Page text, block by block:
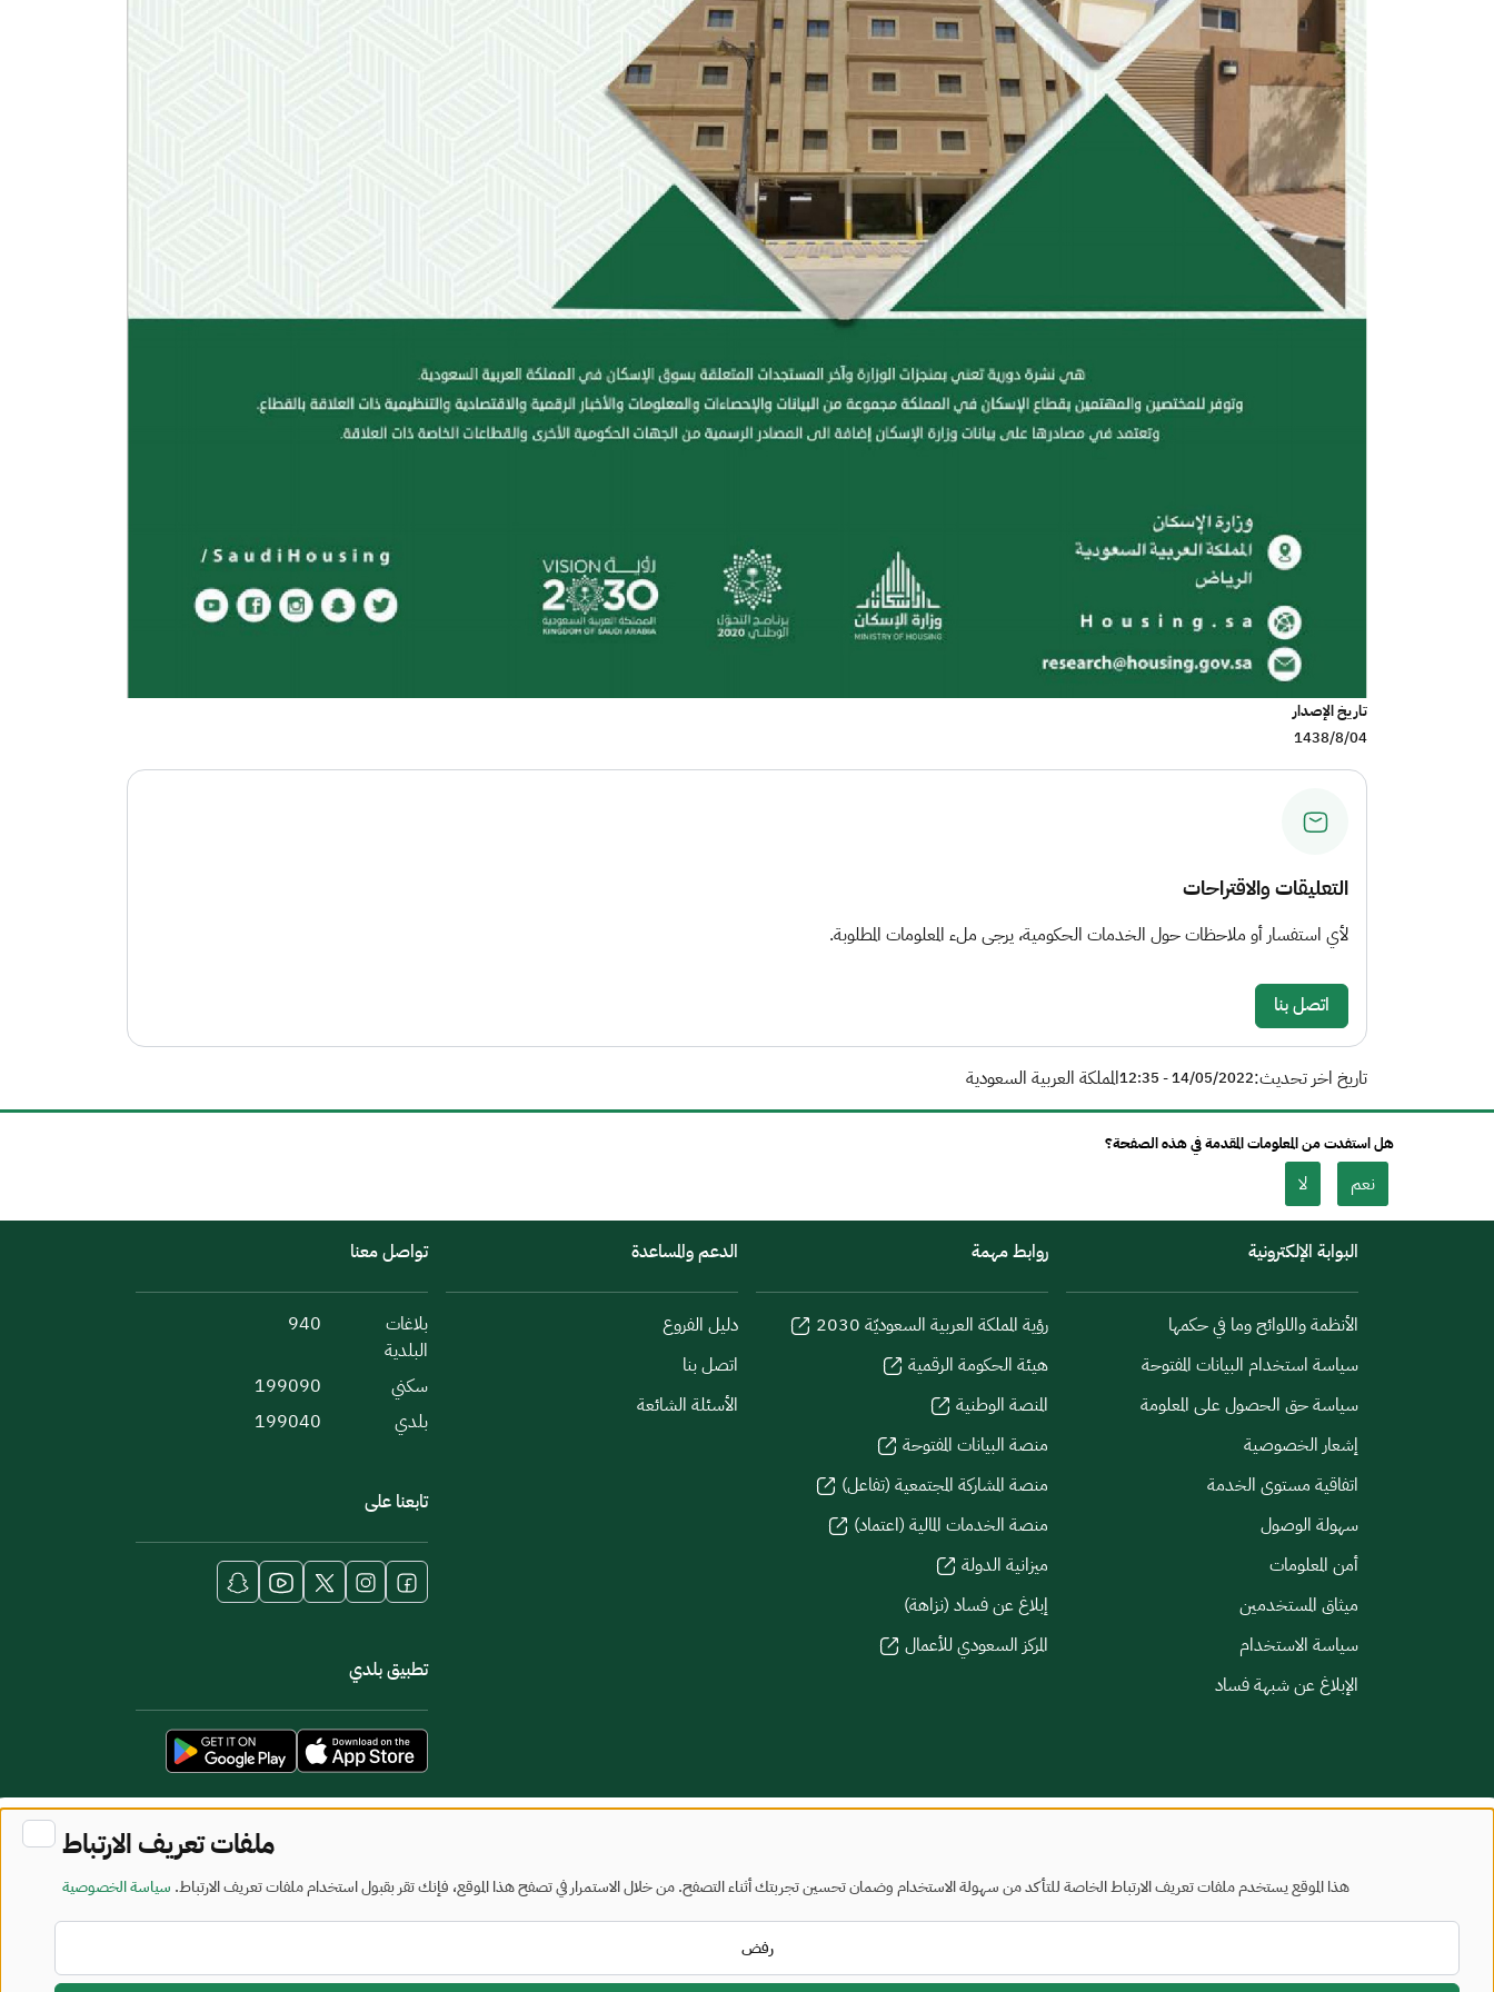
تاريخ الإصدار
1438/8/04
التعليقات والاقتراحات
لأي استفسار أو ملاحظات حول الخدمات الحكومية، يرجى ملء المعلومات المطلوبة.
اتصل بنا
تاريخ اخر تحديث:14/05/2022 - 12:35 المملكة العربية السعودية
هل استفدت من المعلومات المقدمة في هذه الصفحة؟
نعم لا
البوابة الإلكترونية
الأنظمة واللوائح وما في حكمها
سياسة استخدام البيانات المفتوحة
سياسة حق الحصول على المعلومة
إشعار الخصوصية
اتفاقية مستوى الخدمة
سهولة الوصول
أمن المعلومات
ميثاق المستخدمين
سياسة الاستخدام
الإبلاغ عن شبهة فساد
روابط مهمة
رؤية المملكة العربية السعوديّة 2030
هيئة الحكومة الرقمية
المنصة الوطنية
منصة البيانات المفتوحة
منصة المشاركة المجتمعية (تفاعل)
منصة الخدمات المالية (اعتماد)
ميزانية الدولة
إبلاغ عن فساد (نزاهة)
المركز السعودي للأعمال
الدعم والمساعدة
دليل الفروع
اتصل بنا
الأسئلة الشائعة
تواصل معنا
بلاغات
البلدية
940
سكني
199090
بلدي
199040
تابعنا على
تطبيق بلدي
خريطة الموقع شروط الاستخدام
تم تطويره وصيانته بواسطة وزارة البلديات والإسكان
ملفات تعريف الارتباط
هذا الموقع يستخدم ملفات تعريف الارتباط الخاصة للتأكد من سهولة الاستخدام وضمان تحسين تجربتك أثناء التصفح. من خلال الاستمرار في تصفح هذا الموقع، فإنك تقر بقبول استخدام ملفات تعريف الارتباط. سياسة الخصوصية
رفض